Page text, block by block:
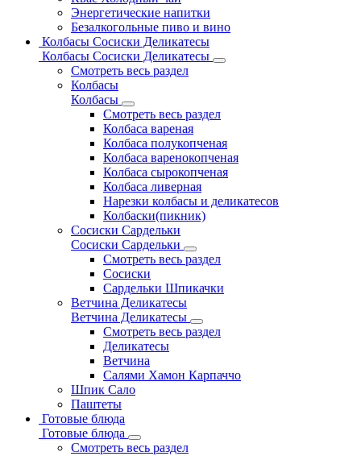
Энергетические напитки
Безалкогольные пиво и вино
Колбасы Сосиски Деликатесы
Колбасы Сосиски Деликатесы
Смотреть весь раздел
Колбасы
Колбасы
Смотреть весь раздел
Колбаса вареная
Колбаса полукопченая
Колбаса варенокопченая
Колбаса сырокопченая
Колбаса ливерная
Нарезки колбасы и деликатесов
Колбаски(пикник)
Сосиски Сардельки
Сосиски Сардельки
Смотреть весь раздел
Сосиски
Сардельки Шпикачки
Ветчина Деликатесы
Ветчина Деликатесы
Смотреть весь раздел
Деликатесы
Ветчина
Салями Хамон Карпаччо
Шпик Сало
Паштеты
Готовые блюда
Готовые блюда
Смотреть весь раздел